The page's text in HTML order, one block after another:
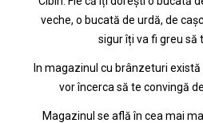
veche, o bucată de urdă, de
sigur îți va fi greu să
In magazinul cu brânzeturi
vor încerca să te convingă
Magazinul se află în cea mai